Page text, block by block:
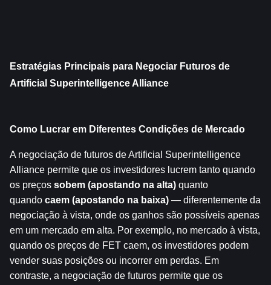
Estratégias Principais para Negociar Futuros de
Artificial Superintelligence Alliance
Como Lucrar em Diferentes Condições de Mercado
A negociação de futuros de Artificial Superintelligence
Alliance permite que os investidores lucrem tanto quando
os preços sobem (apostando na alta) quanto
quando caem (apostando na baixa) — diferentemente da
negociação à vista, onde os ganhos são possíveis apenas
em um mercado em alta. Por exemplo, no mercado à vista,
quando os preços de FET caem, os investidores podem
vender suas posições ou incorrer em perdas. Em
contraste, a negociação de futuros permite que os